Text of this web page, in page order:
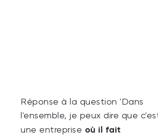
Réponse à la question 'Dans
l'ensemble, je peux dire que
une entreprise où il fait